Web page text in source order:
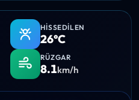
HISSEDILEN
26°C
RÜZGAR
8.1km/h